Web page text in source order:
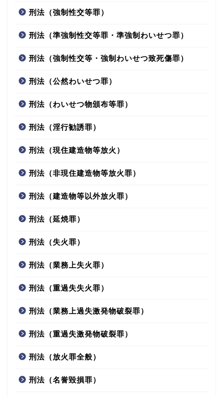
刑法（強制性交等罪）
刑法（準強制性交等罪・準強制わいせつ罪）
刑法（強制性交等・強制わいせつ致死傷罪）
刑法（公然わいせつ罪）
刑法（わいせつ物頒布等罪）
刑法（淫行勧誘罪）
刑法（現住建造物等放火）
刑法（非現住建造物等放火罪）
刑法（建造物等以外放火罪）
刑法（延焼罪）
刑法（失火罪）
刑法（業務上失火罪）
刑法（重過失失火罪）
刑法（業務上過失激発物破裂罪）
刑法（重過失激発物破裂罪）
刑法（放火罪全般）
刑法（名誉毀損罪）